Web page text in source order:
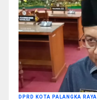
DPRD KOTA PALANGKA RAYA